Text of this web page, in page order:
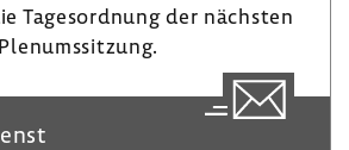
Tages­ord­nung der nächsten